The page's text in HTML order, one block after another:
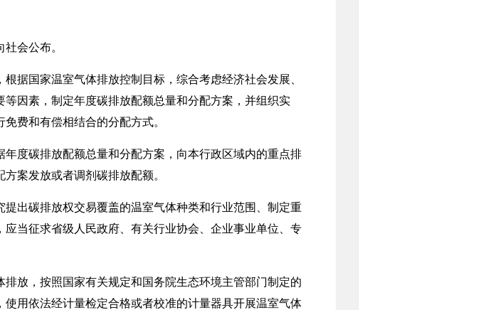
会公布。
国家温室气体排放控制目标，综合考虑经济社会发展、
因素，制定年度碳排放配额总量和分配方案，并组织实
费和有偿相结合的分配方式。
碳排放配额总量和分配方案，向本行政区域内的重点排
案发放或者调剂碳排放配额。
碳排放权交易覆盖的温室气体种类和行业范围、制定重
当征求省级人民政府、有关行业协会、企业事业单位、专
，按照国家有关规定和国务院生态环境主管部门制定的
用依法经计量检定合格或者校准的计量器具开展温室气体